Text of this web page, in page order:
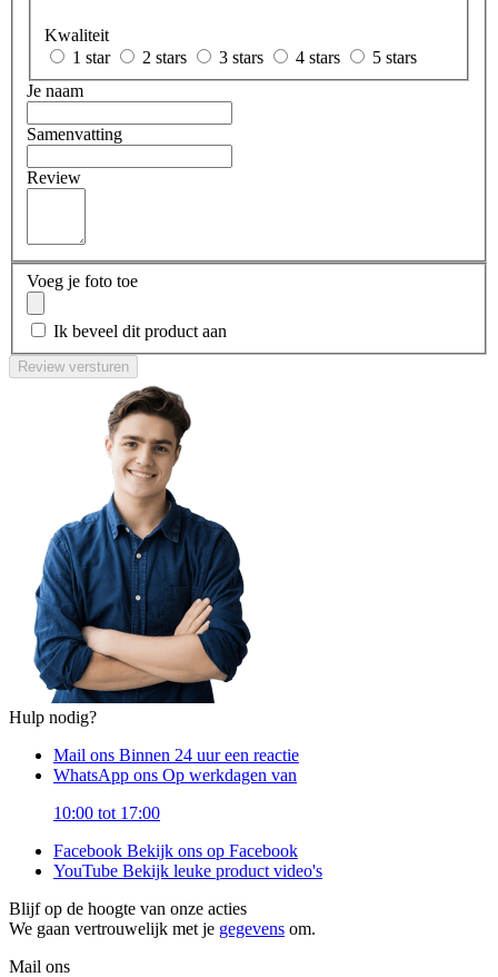
Kwaliteit
1 star
2 stars 3 stars 4 stars
5 stars
Je naam
Samenvatting
Review
Voeg je foto toe
Ik beveel dit product aan
Review versturen
Hulp nodig?
Mail ons Binnen 24 uur een reactie
WhatsApp ons Op werkdagen van
10:00 tot 17:00
Facebook Bekijk ons op Facebook
YouTube Bekijk leuke product video's
Blijf op de hoogte van onze acties
We gaan vertrouwelijk met je gegevens om.
Mail ons